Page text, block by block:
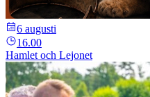
6 augusti
16.00
Hamlet och Lejonet